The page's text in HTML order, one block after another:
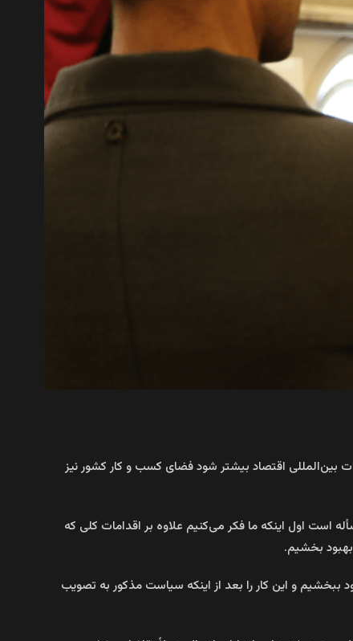
بین‌المللی اقتصاد بیشتر شود فضای کسب و کار کشور نیز
است اول اینکه ما فکر می‌کنیم علاوه بر اقدامات کلی که
بخشیم.
و این کار را بعد از اینکه سیاست مذکور به تصویب